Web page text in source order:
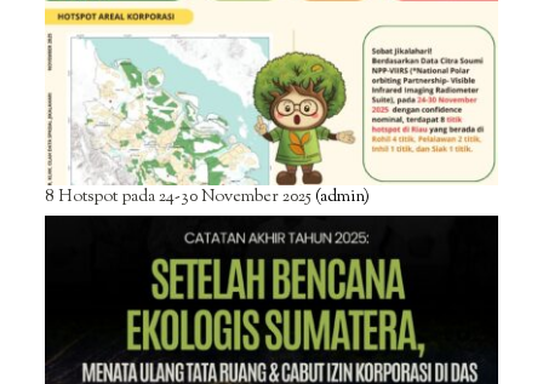
8 Hotspot pada 24-30 November 2025(admin)